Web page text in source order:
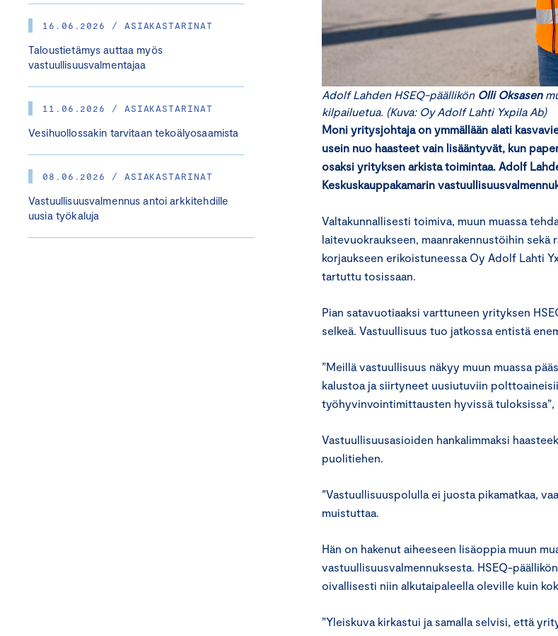
16.06.2026 / ASIAKASTARINAT
Taloustietämys auttaa myös
vastuullisuusvalmentajaa
11.06.2026 / ASIAKASTARINAT
Vesihuollossakin tarvitaan tekoälyosaamista
08.06.2026 / ASIAKASTARINAT
Vastuullisuusvalmennus antoi arkkitehdille
uusia työkaluja
Adolf Lahden HSEQ-päällikön Olli Oksasen
kilpailuetua. (Kuva: Oy Adolf Lahti Yxpila Ab)
Moni yritysjohtaja on ymmällään alati
usein nuo haasteet vain lisääntyvät, kun
osaksi yrityksen arkista toimintaa. Adolf
Keskuskauppakamarin
Valtakunnallisesti toimiva, muun muassa
laitevuokraukseen, maanrakennustöihin sekä
korjaukseen erikoistuneessa Oy Adolf Lahti
tartuttu tosissaan.
Pian satavuotiaaksi varttuneen yrityksen
selkeä. Vastuullisuus tuo jatkossa entistä
”Meillä vastuullisuus näkyy muun muassa
kalustoa ja siirtyneet uusiutuviin
työhyvinvointimittausten hyvissä tuloksissa”,
Vastuullisuusasioiden hankalimmaksi
puolitiehen.
”Vastuullisuuspolulla ei juosta pikamatkaa,
muistuttaa.
Hän on hakenut aiheeseen lisäoppia muun
vastuullisuusvalmennuksesta. HSEQ-
oivallisesti niin alkutaipaleella oleville kuin
”Yleiskuva kirkastui ja samalla selvisi, että